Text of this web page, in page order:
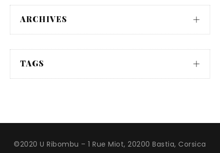
ARCHIVES
TAGS
©2020 U Ribombu – 1 Rue Miot, 20200 Bastia, Corsica